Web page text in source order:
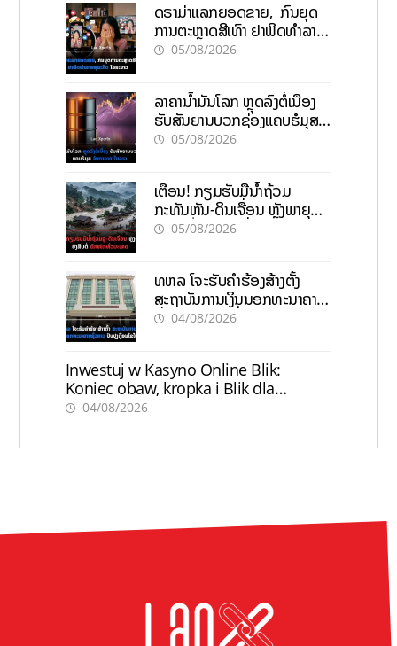
ດຣາມ່າແລກຍອດຂາຍ, ກົນຍຸດ
ການຕະຫຼາດສີເທົາ ຢາພິດທຳລາຍ
ທຸລະກິດ ໄລຍະຍາວ
05/08/2026
ລາຄານ້ຳມັນໂລກ ຫຼຸດລົງຕໍ່ເນື່ອງ
ຮັບສັນຍານບວກຊ່ອງແຄບຮໍມຸສ
ຈັບຕາລາຄາໃນລາວ
05/08/2026
ເຕືອນ! ກຽມຮັບມືນໍ້າຖ້ວມ
ກະທັນຫັນ-ດິນເຈື່ອນ ຫຼັງພາຍຸຝົນ
ຍັງສືບຕໍ່ຕົກໜັກທົ່ວປະເທດ
05/08/2026
ທຫລ ໂຈະຮັບຄຳຮ້ອງສ້າງຕັ້ງ
ສະຖາບັນການເງິນນອກທະນາຄານ
ຊົ່ວຄາວ ປັບປຸງເງື່ອນໄຂໃໝ່
04/08/2026
Inwestuj w Kasyno Online Blik:
Koniec obaw, kropka i Blik dla
pewności
04/08/2026